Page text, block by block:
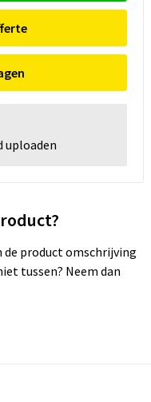
uploaden
product omschrijving
tussen? Neem dan